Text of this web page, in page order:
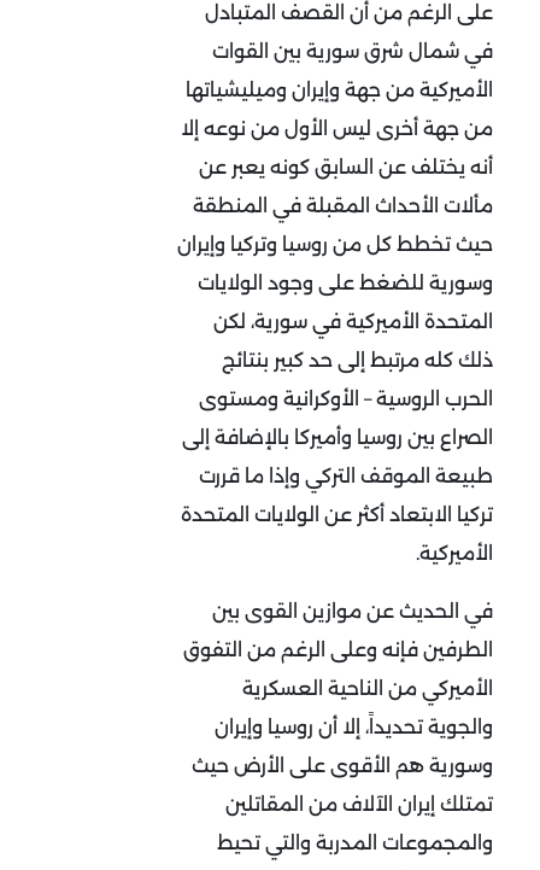
على الرغم من أن القصف المتبادل
في شمال شرق سورية بين القوات
الأميركية من جهة وإيران وميليشياتها
من جهة أخرى ليس الأول من نوعه إلا
أنه يختلف عن السابق كونه يعبر عن
مألات الأحداث المقبلة في المنطقة
حيث تخطط كل من روسيا وتركيا وإيران
وسورية للضغط على وجود الولايات
المتحدة الأميركية في سورية، لكن
ذلك كله مرتبط إلى حد كبير بنتائج
الحرب الروسية – الأوكرانية ومستوى
الصراع بين روسيا وأميركا بالإضافة إلى
طبيعة الموقف التركي وإذا ما قررت
تركيا الابتعاد أكثر عن الولايات المتحدة
الأميركية.
في الحديث عن موازين القوى بين
الطرفين فإنه وعلى الرغم من التفوق
الأميركي من الناحية العسكرية
والجوية تحديداً، إلا أن روسيا وإيران
وسورية هم الأقوى على الأرض حيث
تمتلك إيران الآلاف من المقاتلين
والمجموعات المدربة والتي تحيط